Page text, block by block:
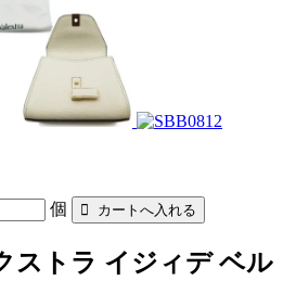
個
ストラ イジィデ ベル